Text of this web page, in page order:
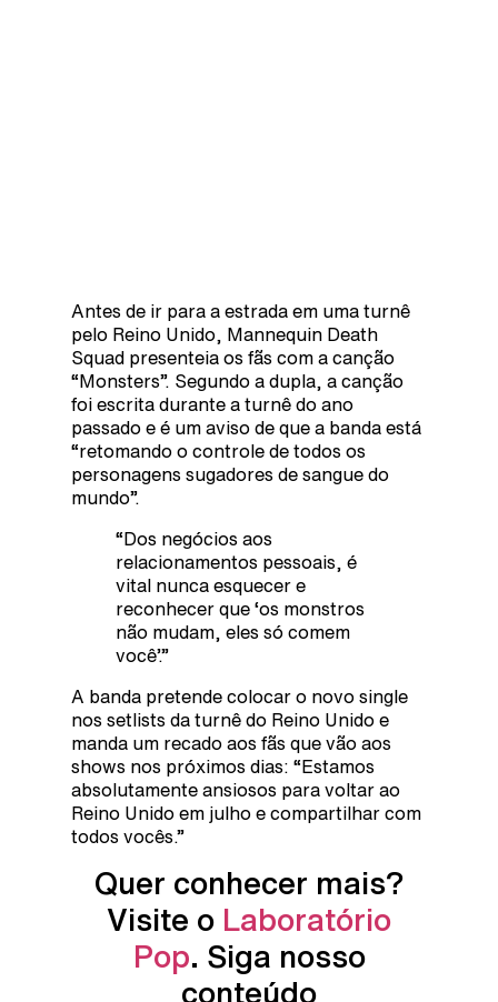
Antes de ir para a estrada em uma turnê
pelo Reino Unido, Mannequin Death
Squad presenteia os fãs com a canção
“Monsters”. Segundo a dupla, a canção
foi escrita durante a turnê do ano
passado e é um aviso de que a banda está
“retomando o controle de todos os
personagens sugadores de sangue do
mundo”.
“Dos negócios aos
relacionamentos pessoais, é
vital nunca esquecer e
reconhecer que ‘os monstros
não mudam, eles só comem
você’.”
A banda pretende colocar o novo single
nos setlists da turnê do Reino Unido e
manda um recado aos fãs que vão aos
shows nos próximos dias: “Estamos
absolutamente ansiosos para voltar ao
Reino Unido em julho e compartilhar com
todos vocês.”
Quer conhecer mais?
Visite o Laboratório
Pop. Siga nosso
conteúdo